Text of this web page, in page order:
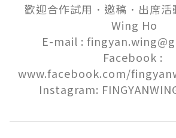
歡迎合作試用．邀稿．出席
Wing Ho
E-mail :
Facebook :
www.facebook.com/
Instagram: